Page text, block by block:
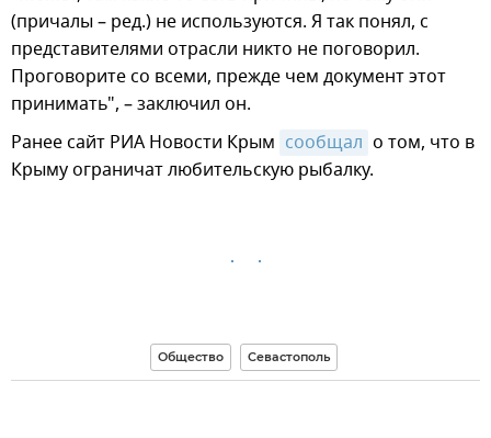
(причалы – ред.) не используются. Я так понял, с
представителями отрасли никто не поговорил.
Проговорите со всеми, прежде чем документ этот
принимать", – заключил он.
Ранее сайт РИА Новости Крым сообщал о том, что в
Крыму ограничат любительскую рыбалку.
Общество Севастополь